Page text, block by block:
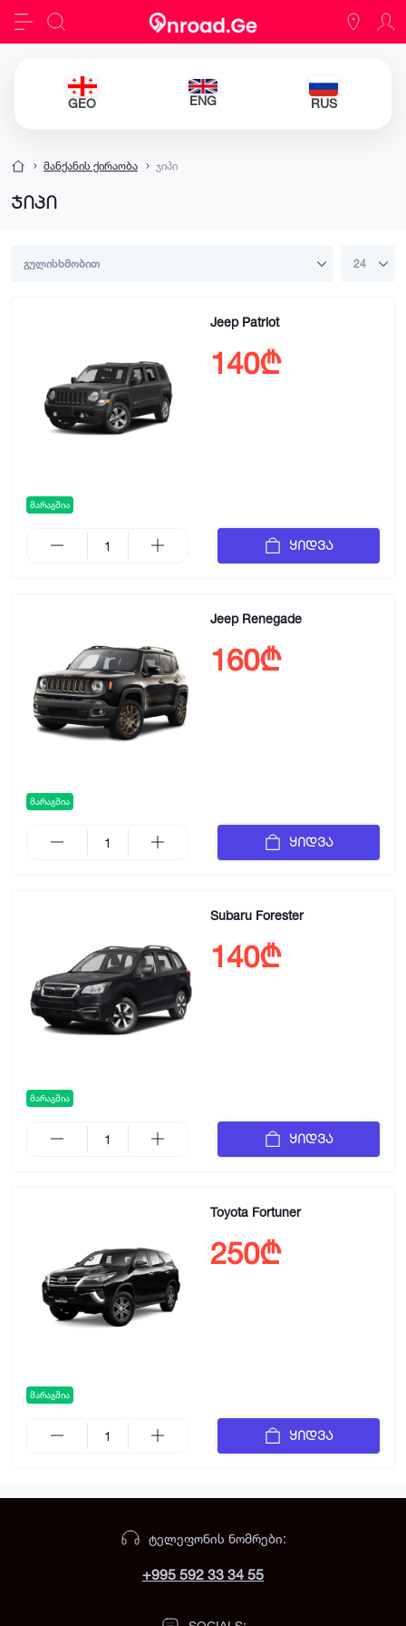
GEO ENG RUS
მანქანის ქირაობა ჯიპი
ჯიპი
მარაგშია
Jeep Patriot
140₾
ყიდვა
მარაგშია
Jeep Renegade
160₾
ყიდვა
მარაგშია
Subaru Forester
140₾
ყიდვა
მარაგშია
Toyota Fortuner
250₾
ყიდვა
ᲢᲔᲚᲔᲤᲝᲜᲘᲡ ᲜᲝᲛᲠᲔᲑᲘ:
+995 592 33 34 55